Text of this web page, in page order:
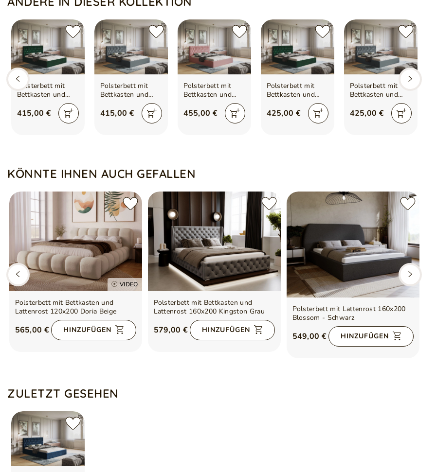
Polsterbett mit
Bettkasten und
120x200 Benny
415,00 €
Polsterbett mit
Bettkasten und
120x200 Benny
415,00 €
Polsterbett mit
Bettkasten und
180x200 Benny
455,00 €
Polsterbett mit
Bettkasten und
140x200 Benny
425,00 €
Polsterbett mit
Bettkasten und
140x200 Benny
425,00 €
KÖNNTE IHNEN AUCH GEFALLEN
VIDEO
Polsterbett mit Bettkasten und
Lattenrost 120x200 Doria Beige
565,00 € HINZUFÜGEN
Polsterbett mit Bettkasten und
Lattenrost 160x200 Kingston Grau
579,00 € HINZUFÜGEN
Polsterbett mit Lattenrost 160x200
Blossom - Schwarz
549,00 € HINZUFÜGEN
ZULETZT GESEHEN